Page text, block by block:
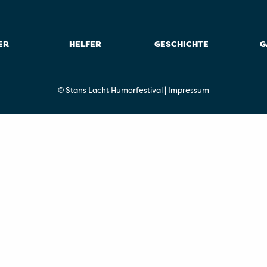
HELFER GESCHICHTE
© Stans Lacht Humorfestival | Impressum